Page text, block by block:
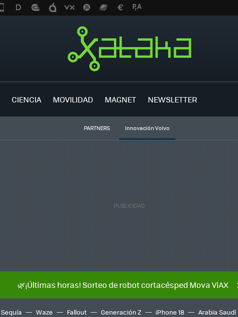
CIENCIA MOVILIDAD MAGNET NEWSLETTER
PARTNERS Innovación Volvo
🌿¡Últimas horas! Sorteo de robot cortacésped Mova ViAX
Sequía Waze Fallout Generación Z iPhone 18 Arabia Saudí